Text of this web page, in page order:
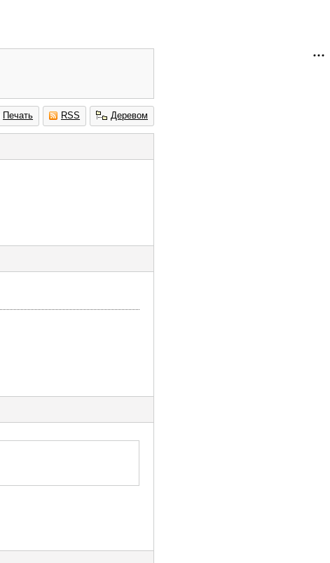
Печать RSS Деревом